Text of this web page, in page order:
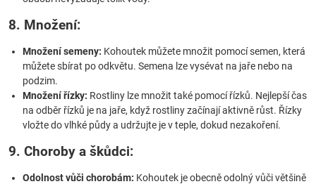
8. Množení:
Množení semeny: Kohoutek můžete množit pomocí semen, která
můžete sbírat po odkvětu. Semena lze vysévat na jaře nebo na
podzim.
Množení řízky: Rostliny lze množit také pomocí řízků. Nejlepší čas
na odběr řízků je na jaře, když rostliny začínají aktivně růst. Řízky
vložte do vlhké půdy a udržujte je v teple, dokud nezakoření.
9. Choroby a škůdci:
Odolnost vůči chorobám: Kohoutek je obecně odolný vůči většině